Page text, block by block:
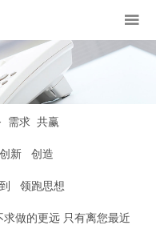
需求 共赢
新 创造
领跑思想
做的更远 只有离您最近